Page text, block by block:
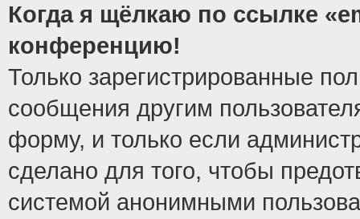
Когда я щёлкаю по ссылке
конференцию!
Только зарегистрированные
сообщения другим
форму, и только если
сделано для того, чтобы
системой анонимными